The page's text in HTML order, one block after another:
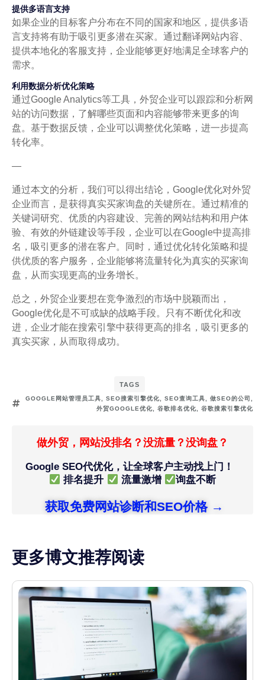
提供多语言支持
如果企业的目标客户分布在不同的国家和地区，提供多语
言支持将有助于吸引更多潜在买家。通过翻译网站内容、
提供本地化的客服支持，企业能够更好地满足全球客户的
需求。
利用数据分析优化策略
通过Google Analytics等工具，外贸企业可以跟踪和分析网
站的访问数据，了解哪些页面和内容能够带来更多的询
盘。基于数据反馈，企业可以调整优化策略，进一步提高
转化率。
—
通过本文的分析，我们可以得出结论，Google优化对外贸
企业而言，是获得真实买家询盘的关键所在。通过精准的
关键词研究、优质的内容建设、完善的网站结构和用户体
验、有效的外链建设等手段，企业可以在Google中提高排
名，吸引更多的潜在客户。同时，通过优化转化策略和提
供优质的客户服务，企业能够将流量转化为真实的买家询
盘，从而实现更高的业务增长。
总之，外贸企业要想在竞争激烈的市场中脱颖而出，
Google优化是不可或缺的战略手段。只有不断优化和改
进，企业才能在搜索引擎中获得更高的排名，吸引更多的
真实买家，从而取得成功。
TAGS
GOOGLE网站管理员工具 SEO搜索引擎优化 SEO查询工具 做SEO的公司
外贸GOOGLE优化
谷歌排名优化 谷歌搜索引擎优化
做外贸，网站没排名？没流量？没询盘？
Google SEO代优化，让全球客户主动找上门！
排名提升
流量激增 询盘不断
获取免费网站诊断和SEO价格 →
更多博文推荐阅读